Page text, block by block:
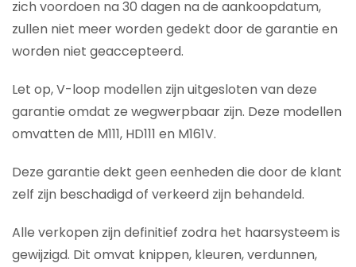
zich voordoen na 30 dagen na de aankoopdatum,
zullen niet meer worden gedekt door de garantie en
worden niet geaccepteerd.
Let op, V-loop modellen zijn uitgesloten van deze
garantie omdat ze wegwerpbaar zijn. Deze modellen
omvatten de M111, HD111 en M161V.
Deze garantie dekt geen eenheden die door de klant
zelf zijn beschadigd of verkeerd zijn behandeld.
Alle verkopen zijn definitief zodra het haarsysteem is
gewijzigd. Dit omvat knippen, kleuren, verdunnen,